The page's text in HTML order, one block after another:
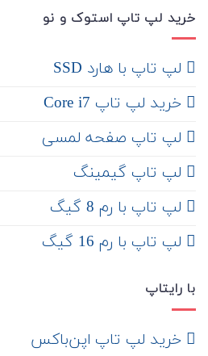
خرید لپ تاپ استوک و نو
لپ تاپ با هارد SSD
خرید لپ تاپ Core i7
لپ تاپ صفحه لمسی
لپ تاپ گیمینگ
لپ تاپ با رم 8 گیگ
لپ تاپ با رم 16 گیگ
با رایتاپ
‌ خرید لپ تاپ اپن‌باکس